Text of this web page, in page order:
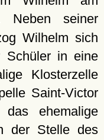
seiner
Wilhelm sich
Schüler in eine
Klosterzelle
Saint-Victor
ehemalige
Stelle des